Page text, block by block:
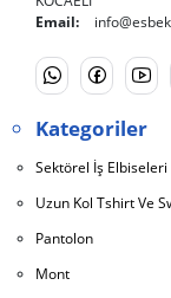
Email:
Kategoriler
Sektörel İş Elbiseleri
Uzun Kol Tshirt Ve
Pantolon
Mont